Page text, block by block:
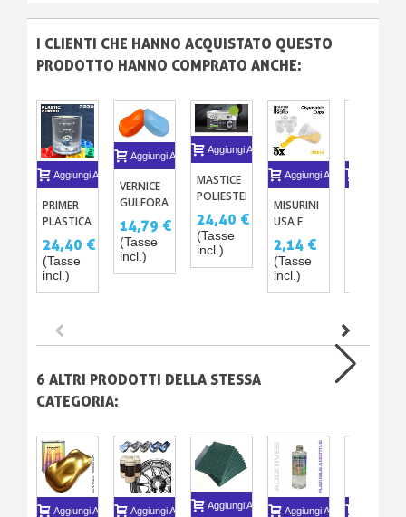
I CLIENTI CHE HANNO ACQUISTATO QUESTO
PRODOTTO HANNO COMPRATO ANCHE:
Aggiungi Al Carrello
PRIMER
PLASTICA/AGGRAPPANTE
MONOCOMPONENTE
P230
24,40 €
(Tasse
incl.)
Aggiungi Al Carrello
VERNICE
GULFORANGE
E
GULFBLAU
14,79 €
(Tasse
incl.)
Aggiungi Al Carrello
MASTICE
POLIESTERE
ALLUMINIO
BI-
COMPONENTE
24,40 €
(Tasse
incl.)
Aggiungi Al Carrello
MISURINI
USA E
GETTA
100 ML –
SET DA 5
2,14 €
(Tasse
incl.)
6 ALTRI PRODOTTI DELLA STESSA
CATEGORIA:
Aggiungi Al CarrelloAggiungi Al CarrelloAggiungi Al CarrelloAggiungi Al Carrello